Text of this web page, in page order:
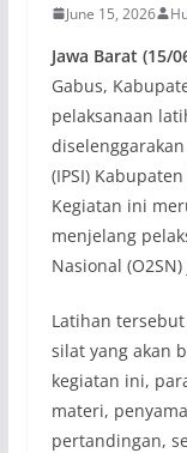
June 15, 2026
Jawa Barat (15/
Gabus,
pelaksanaan
(IPSI)
Kegiatan ini
menjelang
Nasional
Latihan
silat yang akan
kegiatan ini,
materi,
pertandingan,